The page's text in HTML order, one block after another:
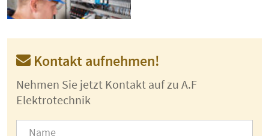
Kontakt aufnehmen!
Nehmen Sie jetzt Kontakt auf zu A.F
Elektrotechnik